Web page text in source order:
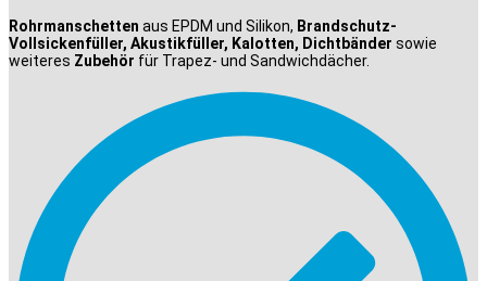
Rohrmanschetten aus EPDM und Silikon, Brandschutz-
Vollsickenfüller, Akustikfüller, Kalotten, Dichtbänder sowie
weiteres Zubehör für Trapez- und Sandwichdächer.